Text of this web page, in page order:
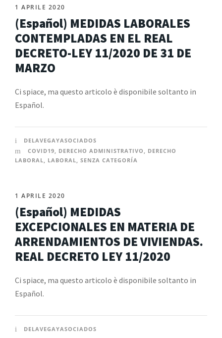
1 APRILE 2020
(Español) MEDIDAS LABORALES
CONTEMPLADAS EN EL REAL
DECRETO-LEY 11/2020 DE 31 DE
MARZO
Ci spiace, ma questo articolo è disponibile soltanto in
Español.
DELAVEGAYASOCIADOS
COVID19, DERECHO ADMINISTRATIVO , DERECHO
LABORAL, LABORAL, SENZA CATEGORÍA
1 APRILE 2020
(Español) MEDIDAS
EXCEPCIONALES EN MATERIA DE
ARRENDAMIENTOS DE VIVIENDAS.
REAL DECRETO LEY 11/2020
Ci spiace, ma questo articolo è disponibile soltanto in
Español.
DELAVEGAYASOCIADOS